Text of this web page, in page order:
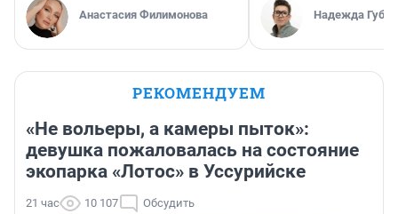
Анастасия Филимонова Надежда
РЕКОМЕНДУЕМ
«Не вольеры, а камеры пыток»:
девушка пожаловалась на состояние
экопарка «Лотос» в Уссурийске
21 час 10 107 Обсудить